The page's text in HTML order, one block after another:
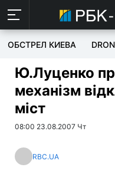
ОБСТРЕЛ КИЕВА
Ю.Луценко
механізм
міст
08:00 23.08.2007 Чт
RBC.UA